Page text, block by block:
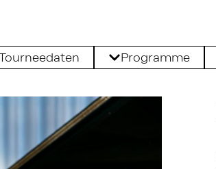
Programme